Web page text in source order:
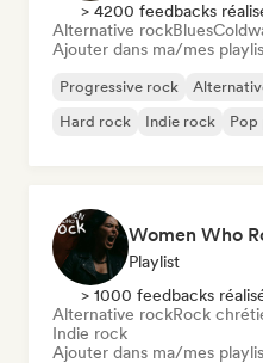
> 4200 feedbacks
Alternative rockBlues
Ajouter dans ma/mes
Progressive rock
Hard rock
Indie rock Pop
Women Who
Playlist
> 1000 feedbacks
Alternative rockRock
Indie rock
Ajouter dans ma/mes